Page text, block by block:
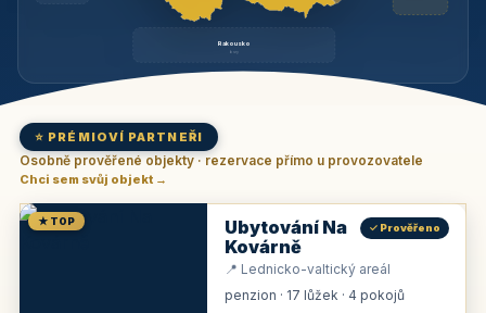
Rakousko
brzy
⭐ PRÉMIOVÍ PARTNEŘI
Osobně prověřené objekty · rezervace přímo u provozovatele
Chci sem svůj objekt →
★ TOP
Ubytování Na
Kovárně
✓ Prověřeno
📍 Lednicko-valtický areál
penzion · 17 lůžek · 4 pokojů